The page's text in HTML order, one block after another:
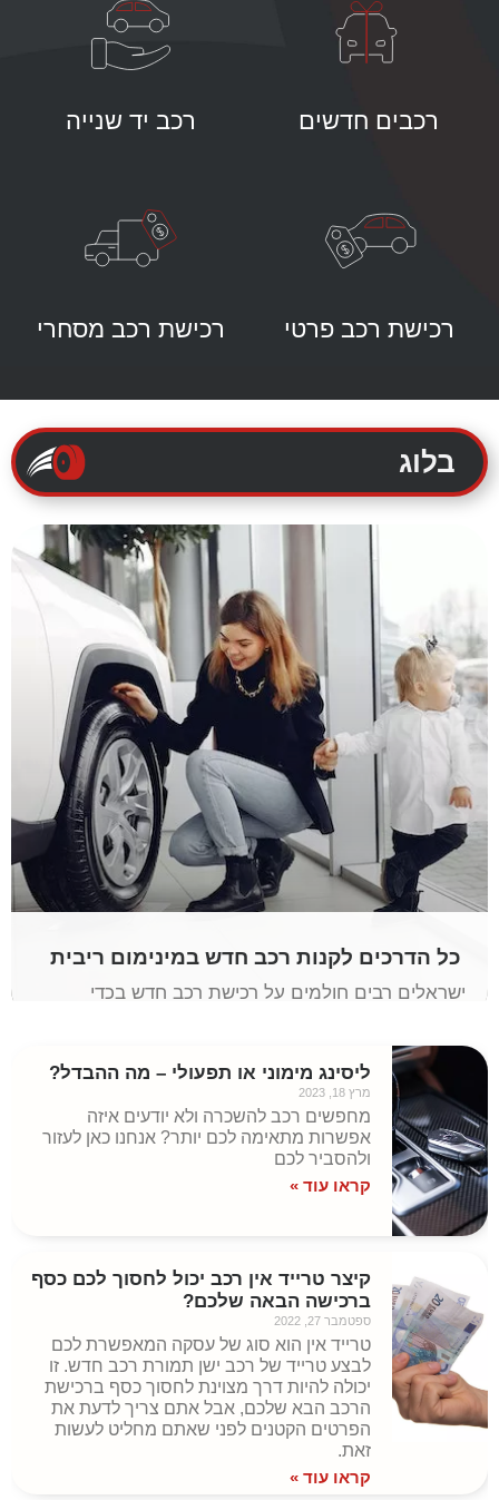
רכבים חדשים רכב יד שנייה
רכישת רכב פרטי רכישת רכב מסחרי
בלוג
כל הדרכים לקנות רכב חדש במינימום ריבית
ישראלים רבים חולמים על רכישת רכב חדש בכדי
מההתקדמות בשוק הרכבים. קנייה של רכב חדש היא
לרוב יקרה יחסית ולכן קונים רבים לוקחים הלוואות
קראו עוד »
ליסינג מימוני או תפעולי – מה ההבדל?
מרץ 18, 2023
מחפשים רכב להשכרה ולא יודעים איזה
אפשרות מתאימה לכם יותר? אנחנו כאן לעזור
ולהסביר לכם
קראו עוד »
קיצר טרייד אין רכב יכול לחסוך לכם כסף
ברכישה הבאה שלכם?
ספטמבר 27, 2022
טרייד אין הוא סוג של עסקה המאפשרת לכם
לבצע טרייד של רכב ישן תמורת רכב חדש. זו
יכולה להיות דרך מצוינת לחסוך כסף ברכישת
הרכב הבא שלכם, אבל אתם צריך לדעת את
הפרטים הקטנים לפני שאתם מחליט לעשות
זאת.
קראו עוד »